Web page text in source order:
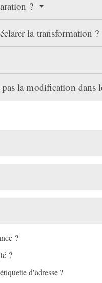
?
la transformation ?
la modification dans
?
?
d'adresse ?